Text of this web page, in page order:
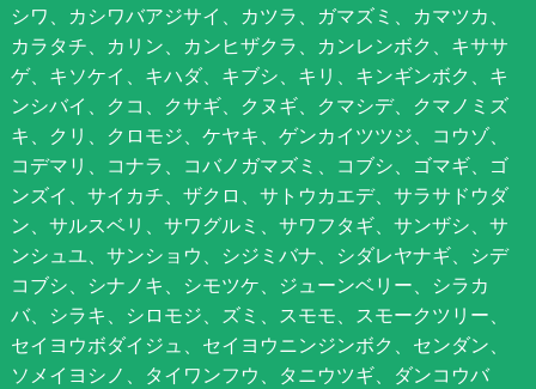
シワ、カシワバアジサイ、カツラ、ガマズミ、カマツカ、
カラタチ、カリン、カンヒザクラ、カンレンボク、キササ
ゲ、キソケイ、キハダ、キブシ、キリ、キンギンボク、キ
ンシバイ、クコ、クサギ、クヌギ、クマシデ、クマノミズ
キ、クリ、クロモジ、ケヤキ、ゲンカイツツジ、コウゾ、
コデマリ、コナラ、コバノガマズミ、コブシ、ゴマギ、ゴ
ンズイ、サイカチ、ザクロ、サトウカエデ、サラサドウダ
ン、サルスベリ、サワグルミ、サワフタギ、サンザシ、サ
ンシュユ、サンショウ、シジミバナ、シダレヤナギ、シデ
コブシ、シナノキ、シモツケ、ジューンベリー、シラカ
バ、シラキ、シロモジ、ズミ、スモモ、スモークツリー、
セイヨウボダイジュ、セイヨウニンジンボク、センダン、
ソメイヨシノ、タイワンフウ、タニウツギ、ダンコウバ